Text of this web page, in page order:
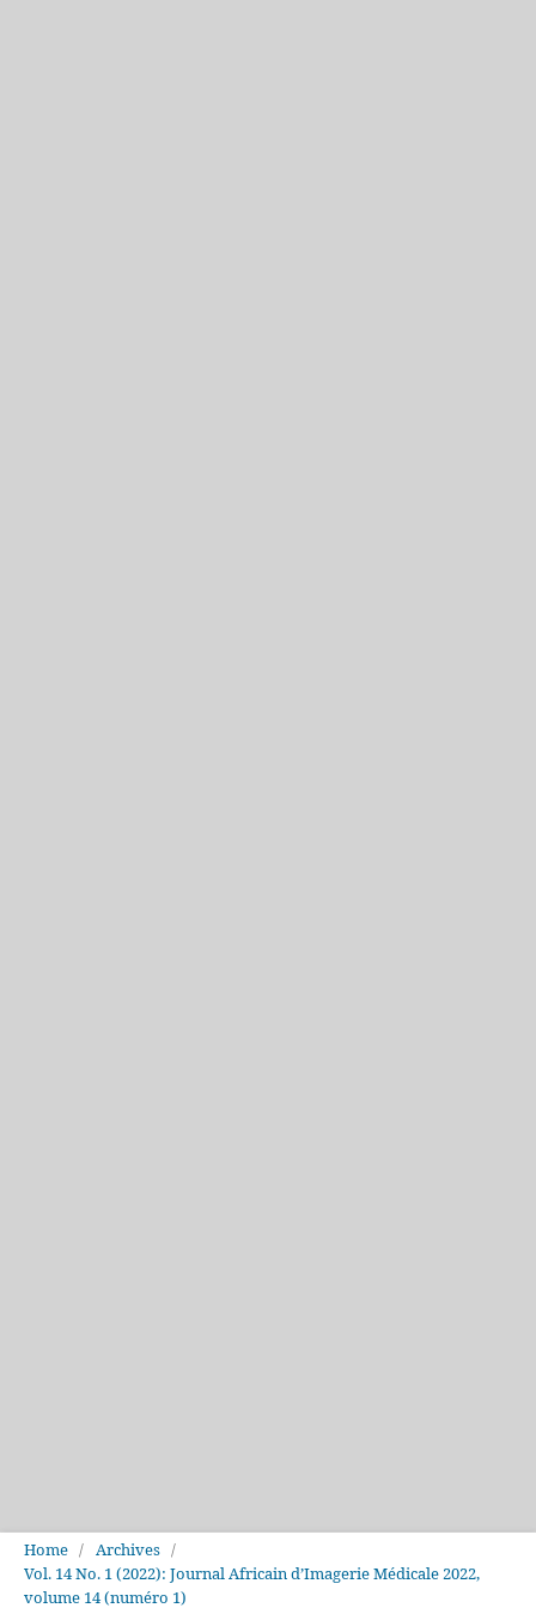
Home / Archives /
Vol. 14 No. 1 (2022): Journal Africain d’Imagerie Médicale 2022,
volume 14 (numéro 1)